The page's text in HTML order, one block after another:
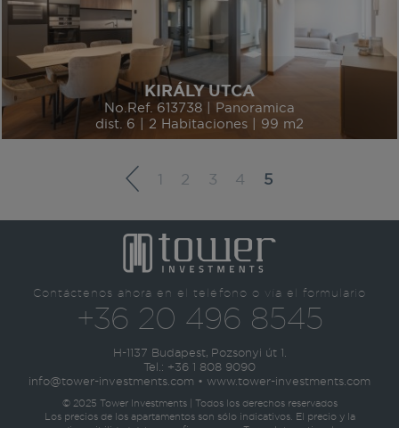
KIRÁLY UTCA
No.Ref. 613738 | Panoramica
dist. 6 | 2 Habitaciones | 99 m2
1 2 3 4 5
Contáctenos ahora en el teléfono o vía el formulario
+36 20 496 8545
H-1137 Budapest, Pozsonyi út 1.
Tel.: +36 1 808 9090
info@tower-investments.com • www.tower-investments.com
© 2025 Tower Investments | Todos los derechos reservados
Los precios de los apartamentos son sólo indicativos. El precio y la